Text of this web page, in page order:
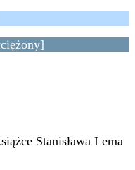
Stanisława Lema